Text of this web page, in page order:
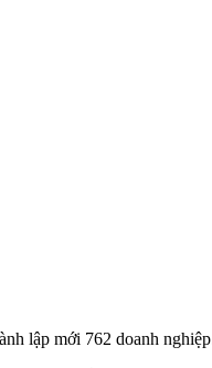
lập mới 762 doanh